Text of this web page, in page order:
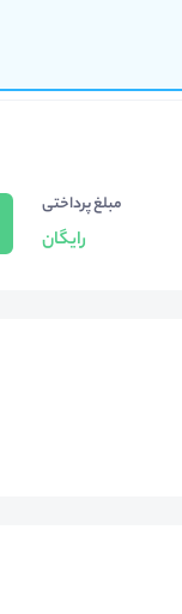
مبلغ پرداختی
رایگان